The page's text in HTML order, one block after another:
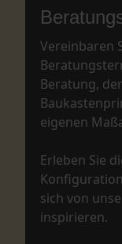
Vereinbaren
Beratung,
eigenen
Erleben Sie
sich von
inspirieren.